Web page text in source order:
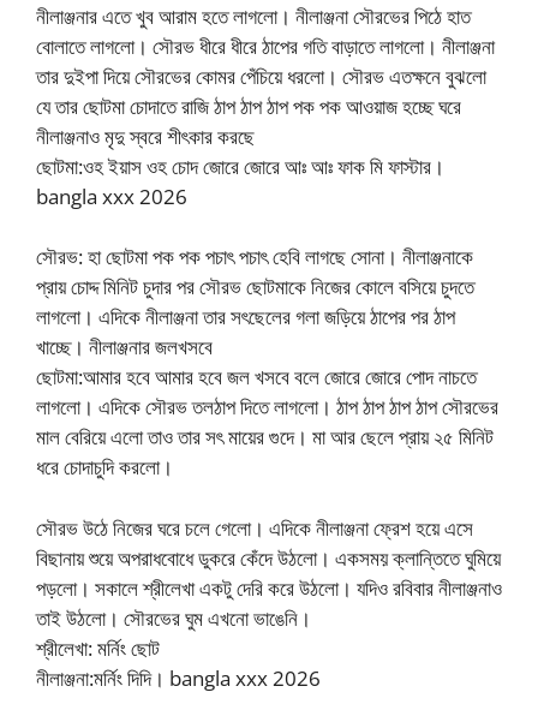
নীলাঞ্জনার এতে খুব আরাম হতে লাগলো। নীলাঞ্জনা সৌরভের পিঠে হাত
বোলাতে লাগলো। সৌরভ ধীরে ধীরে ঠাপের গতি বাড়াতে লাগলো। নীলাঞ্জনা
তার দুইপা দিয়ে সৌরভের কোমর পেঁচিয়ে ধরলো। সৌরভ এতক্ষনে বুঝলো
যে তার ছোটমা চোদাতে রাজি ঠাপ ঠাপ ঠাপ পক পক আওয়াজ হচ্ছে ঘরে
নীলাঞ্জনাও মৃদু স্বরে শীৎকার করছে
ছোটমা:ওহ ইয়াস ওহ চোদ জোরে জোরে আঃ আঃ ফাক মি ফাস্টার।
bangla xxx 2026
সৌরভ: হা ছোটমা পক পক পচাৎ পচাৎ হেবি লাগছে সোনা। নীলাঞ্জনাকে
প্রায় চোদ্দ মিনিট চুদার পর সৌরভ ছোটমাকে নিজের কোলে বসিয়ে চুদতে
লাগলো। এদিকে নীলাঞ্জনা তার সৎছেলের গলা জড়িয়ে ঠাপের পর ঠাপ
খাচ্ছে। নীলাঞ্জনার জলখসবে
ছোটমা:আমার হবে আমার হবে জল খসবে বলে জোরে জোরে পোদ নাচতে
লাগলো। এদিকে সৌরভ তলঠাপ দিতে লাগলো। ঠাপ ঠাপ ঠাপ ঠাপ সৌরভের
মাল বেরিয়ে এলো তাও তার সৎ মায়ের গুদে। মা আর ছেলে প্রায় ২৫ মিনিট
ধরে চোদাচুদি করলো।
সৌরভ উঠে নিজের ঘরে চলে গেলো। এদিকে নীলাঞ্জনা ফ্রেশ হয়ে এসে
বিছানায় শুয়ে অপরাধবোধে ডুকরে কেঁদে উঠলো। একসময় ক্লান্তিতে ঘুমিয়ে
পড়লো। সকালে শ্রীলেখা একটু দেরি করে উঠলো। যদিও রবিবার নীলাঞ্জনাও
তাই উঠলো। সৌরভের ঘুম এখনো ভাঙেনি।
শ্রীলেখা: মর্নিং ছোট
নীলাঞ্জনা:মর্নিং দিদি। bangla xxx 2026